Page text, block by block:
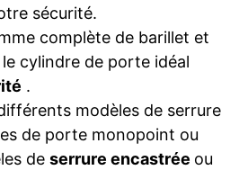
sécurité.
complète de barillet et
cylindre de porte idéal
.
modèles de serrure
de porte monopoint ou
de serrure encastrée ou